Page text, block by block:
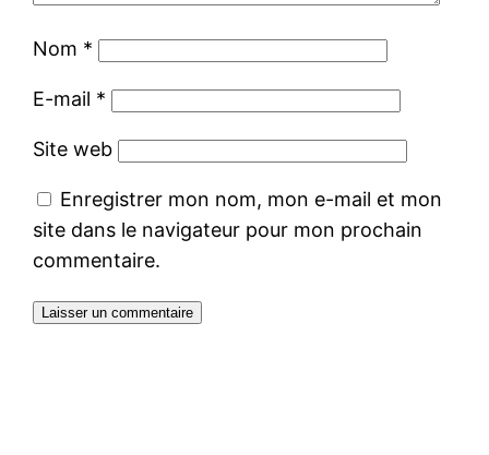
Nom *
E-mail *
Site web
Enregistrer mon nom, mon e-mail et mon
site dans le navigateur pour mon prochain
commentaire.